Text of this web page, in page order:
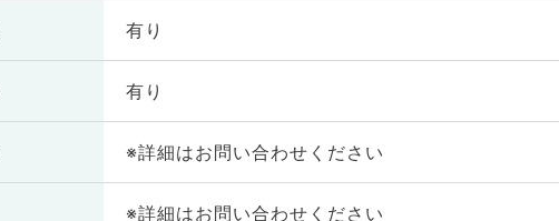
有り
有り
※詳細はお問い合わせください
※詳細はお問い合わせください